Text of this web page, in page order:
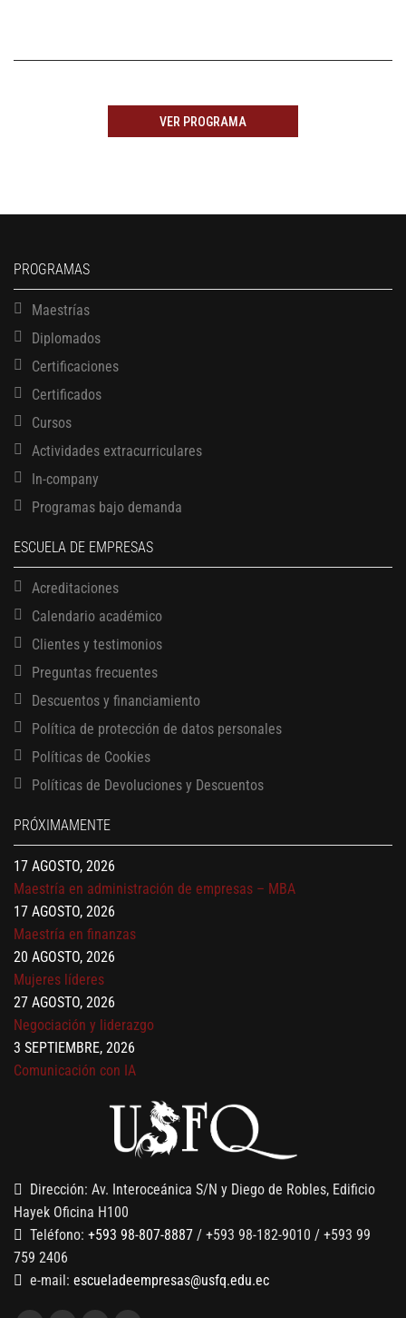
VER PROGRAMA
PROGRAMAS
Maestrías
Diplomados
Certificaciones
Certificados
Cursos
Actividades extracurriculares
In-company
Programas bajo demanda
ESCUELA DE EMPRESAS
Acreditaciones
Calendario académico
Clientes y testimonios
Preguntas frecuentes
Descuentos y financiamiento
Política de protección de datos personales
Políticas de Cookies
Políticas de Devoluciones y Descuentos
PRÓXIMAMENTE
13 AGOSTO, 2026
17 AGOSTO, 2026
Gerencia de empresas familiares
17 AGOSTO, 2026
Maestría en administración de empresas – MBA
17 AGOSTO, 2026
Maestría en finanzas
20 AGOSTO, 2026
Mujeres líderes
27 AGOSTO, 2026
Negociación y liderazgo
3 SEPTIEMBRE, 2026
Comunicación con IA
13 AGOSTO, 2026
Finanzas para no financieros
Dirección: Av. Interoceánica S/N y Diego de Robles, Edificio
Hayek Oficina H100
Teléfono: +593 98-807-8887 / +593 98-182-9010 / +593 99
759 2406
e-mail: escueladeempresas@usfq.edu.ec